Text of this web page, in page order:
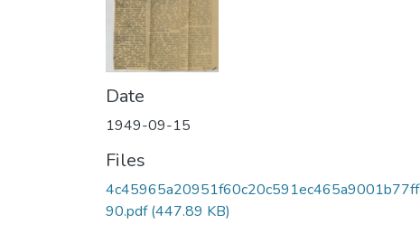
Date
1949-09-15
Files
4c45965a20951f60c20c591ec465a9001b77ff
90.pdf(447.89 KB)